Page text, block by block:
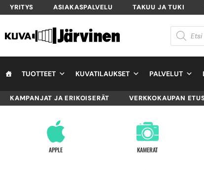
YRITYS ASIAKASPALVELU TAKUU JA TUKI
TUOTTEET KUVATILAUKSET PALVELUT
KAMPANJAT JA ERIKOISERÄT VERKKOKAUPAN
APPLE KAMERAT